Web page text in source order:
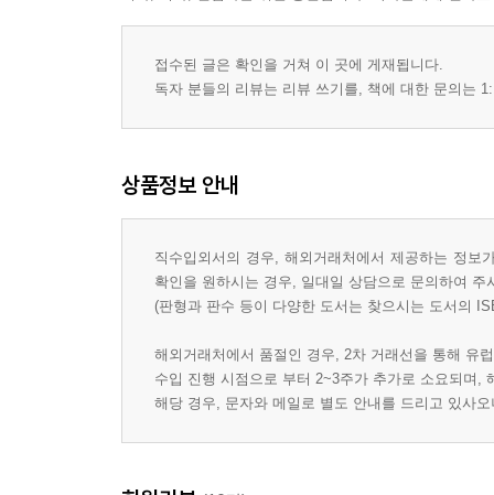
접수된 글은 확인을 거쳐 이 곳에 게재됩니다.
독자 분들의 리뷰는 리뷰 쓰기를, 책에 대한 문의는
상품정보 안내
직수입외서의 경우, 해외거래처에서 제공하는 정
확인을 원하시는 경우, 일대일 상담으로 문의하여 주
(판형과 판수 등이 다양한 도서는 찾으시는 도서의
해외거래처에서 품절인 경우, 2차 거래선을 통해 유
수입 진행 시점으로 부터 2~3주가 추가로 소요되며,
해당 경우, 문자와 메일로 별도 안내를 드리고 있사